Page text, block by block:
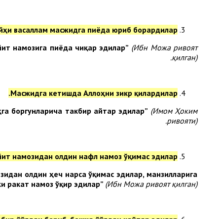
васаллам масжидга пиёда юриб борардилар.
намозига пиёда чиқар эдилар” (Ибн Можа ривоят
қилган).
Масжидга кетишда Аллоҳни зикр қилардилар.
боргунларича такбир айтар эдилар” (Имом Ҳоким
ривояти).
намозидан олдин нафл намоз ўқимас эдилар
олдин ҳеч нарса ўқимас эдилар, манзилларига
ракат намоз ўқир эдилар” (Ибн Можа ривоят қилган).